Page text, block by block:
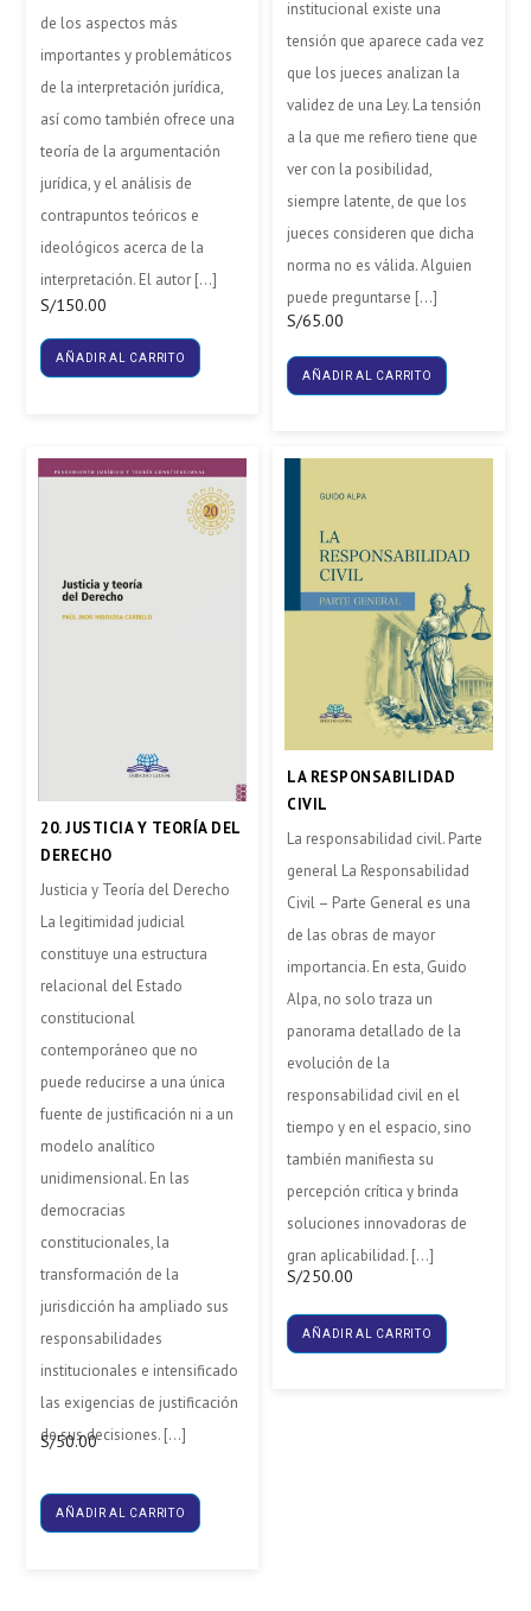
S/150.00
de los aspectos más
importantes y problemáticos
de la interpretación jurídica,
así como también ofrece una
teoría de la argumentación
jurídica, y el análisis de
contrapuntos teóricos e
ideológicos acerca de la
interpretación. El autor […]
AÑADIR AL CARRITO
S/65.00
institucional existe una
tensión que aparece cada vez
que los jueces analizan la
validez de una Ley. La tensión
a la que me refiero tiene que
ver con la posibilidad,
siempre latente, de que los
jueces consideren que dicha
norma no es válida. Alguien
puede preguntarse […]
AÑADIR AL CARRITO
20. JUSTICIA Y TEORÍA DEL
DERECHO
S/50.00
Justicia y Teoría del Derecho
La legitimidad judicial
constituye una estructura
relacional del Estado
constitucional
contemporáneo que no
puede reducirse a una única
fuente de justificación ni a un
modelo analítico
unidimensional. En las
democracias
constitucionales, la
transformación de la
jurisdicción ha ampliado sus
responsabilidades
institucionales e intensificado
las exigencias de justificación
de sus decisiones. […]
AÑADIR AL CARRITO
LA RESPONSABILIDAD
CIVIL
S/250.00
La responsabilidad civil. Parte
general La Responsabilidad
Civil – Parte General es una
de las obras de mayor
importancia. En esta, Guido
Alpa, no solo traza un
panorama detallado de la
evolución de la
responsabilidad civil en el
tiempo y en el espacio, sino
también manifiesta su
percepción crítica y brinda
soluciones innovadoras de
gran aplicabilidad. […]
AÑADIR AL CARRITO